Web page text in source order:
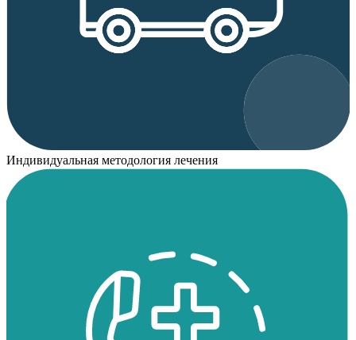
Индивидуальная методология лечения